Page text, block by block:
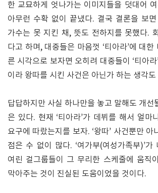
한 교묘하게 엇나가는 이미지들을 덧대어
아무런 수확 없이 끝냈다. 결국 결론을 보
가수는 못 지킨 채, 뜻도 전하지를 못했다.
다고 하며, 대중들은 마음껏 ‘티아라’에 대
른 시각으로 보자면 오히려 대중들이 ‘티아
이라 왕따를 시킨 사건은 아닌가 하는 생각
답답하지만 사실 하나만을 놓고 말해도 개선
은 있다. 현재 ‘티아라’가 데뷔를 해서 얼마
요구에 따랐는지를 보자. ‘왕따’ 사건뿐만 아
점은 수 없이 많다. ‘여가부(여성가족부)’
여린 걸그룹들이 그 무리한 스케줄에 움직
막아주는 것이 진실된 도움이었을 것이다.